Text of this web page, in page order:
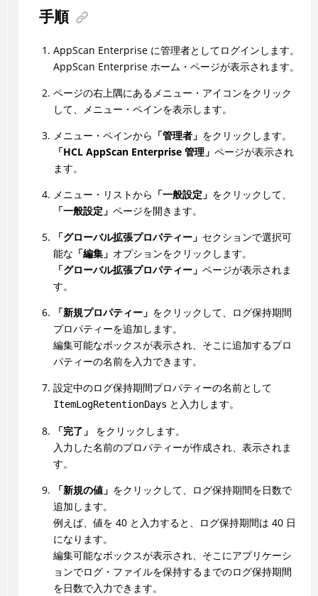
手順
AppScan Enterprise に管理者としてログインします。
AppScan Enterprise ホーム・ページが表示されます。
ページの右上隅にあるメニュー・アイコンをクリック
して、メニュー・ペインを表示します。
メニュー・ペインから 「管理者」 をクリックします。
「HCL AppScan Enterprise 管理」 ページが表示され
ます。
メニュー・リストから 「一般設定」 をクリックして、
「一般設定」 ページを開きます。
「グローバル拡張プロパティー」 セクションで選択可
能な 「編集」 オプションをクリックします。
「グローバル拡張プロパティー」 ページが表示されま
す。
「新規プロパティー」 をクリックして、ログ保持期間
プロパティーを追加します。
編集可能なボックスが表示され、そこに追加するプロ
パティーの名前を入力できます。
設定中のログ保持期間プロパティーの名前として
ItemLogRetentionDays と入力します。
「完了」
をクリックします。
入力した名前のプロパティーが作成され、表示されま
す。
「新規の値」 をクリックして、ログ保持期間を日数で
追加します。
例えば、値を 40 と入力すると、ログ保持期間は 40 日
になります。
編集可能なボックスが表示され、そこにアプリケーシ
ョンでログ・ファイルを保持するまでのログ保持期間
を日数で入力できます。